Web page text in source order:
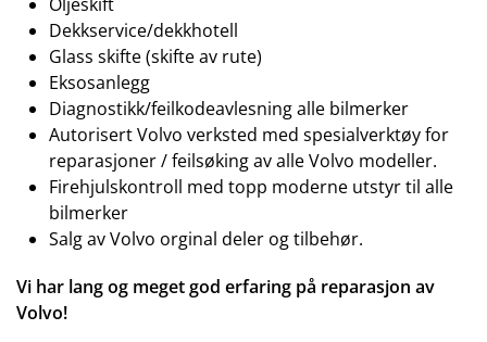
Dekkservice/dekkhotell
Glass skifte (skifte av rute)
Eksosanlegg
Diagnostikk/feilkodeavlesning alle bilmerker
Autorisert Volvo verksted med spesialverktøy for
reparasjoner / feilsøking av alle Volvo modeller.
Firehjulskontroll med topp moderne utstyr til alle
bilmerker
Salg av Volvo orginal deler og tilbehør.
Vi har lang og meget god erfaring på reparasjon av
Volvo!